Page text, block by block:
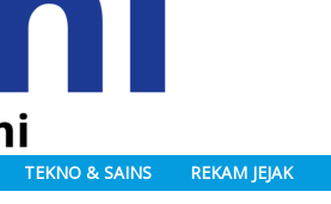
TEKNO & SAINS REKAM JEJAK